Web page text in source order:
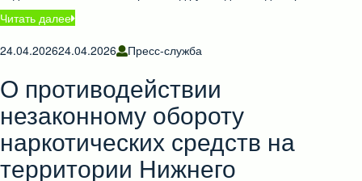
Читать далее
24.04.202624.04.2026 Пресс-служба
О противодействии
незаконному обороту
наркотических средств на
территории Нижнего